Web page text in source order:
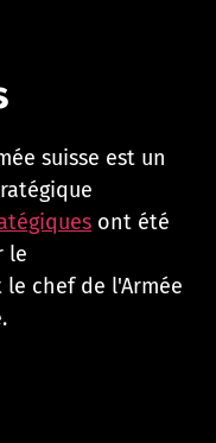
suisse est un
ont été
le
chef de l'Armée